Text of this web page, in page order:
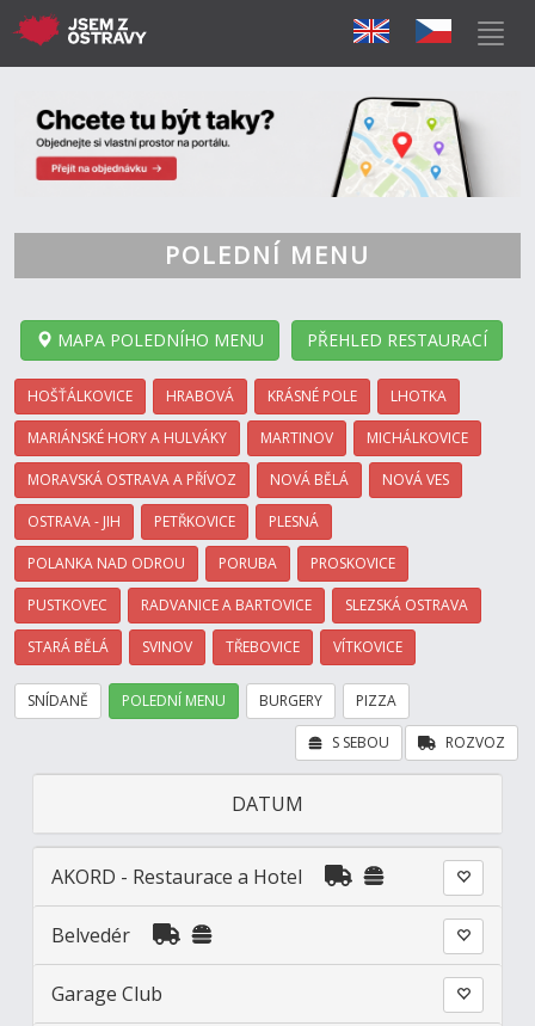
POLEDNÍ MENU
MAPA POLEDNÍHO MENU PŘEHLED RESTAURACÍ
HOŠŤÁLKOVICE HRABOVÁ KRÁSNÉ POLE LHOTKA
MARIÁNSKÉ HORY A HULVÁKY MARTINOV MICHÁLKOVICE
MORAVSKÁ OSTRAVA A PŘÍVOZ NOVÁ BĚLÁ NOVÁ VES
OSTRAVA - JIH PETŘKOVICE PLESNÁ
POLANKA NAD ODROU PORUBA PROSKOVICE
PUSTKOVEC RADVANICE A BARTOVICE SLEZSKÁ OSTRAVA
STARÁ BĚLÁ SVINOV TŘEBOVICE VÍTKOVICE
SNÍDANĚ POLEDNÍ MENU BURGERY PIZZA
ROZVOZ
S SEBOU
DATUM
AKORD - Restaurace a Hotel
Belvedér
Garage Club